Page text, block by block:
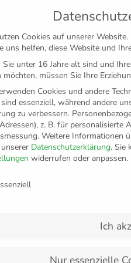
FANSHOP
–
Cookies auf unserer
uns helfen, diese Website und
Sie unter 16 Jahre alt sind und
möchten, müssen Sie Ihre
Cookies und andere
essenziell, während andere
zu verbessern.
z. B. für personalisierte
Weitere Informationen
Datenschutzerklärung. Sie
widerrufen oder anpassen.
Ich
Nur essenzielle